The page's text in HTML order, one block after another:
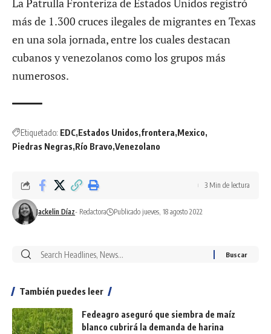
La Patrulla Fronteriza de Estados Unidos registró
más de 1.300 cruces ilegales de migrantes en Texas
en una sola jornada, entre los cuales destacan
cubanos y venezolanos como los grupos más
numerosos.
Etiquetado: EDC Estados Unidos frontera Mexico
Piedras Negras Río Bravo Venezolano
Jackelin Díaz- Redactora Publicado jueves, 18 agosto 2022
3 Min de lectura
También puedes leer
Fedeagro aseguró que siembra de maíz
blanco cubrirá la demanda de harina